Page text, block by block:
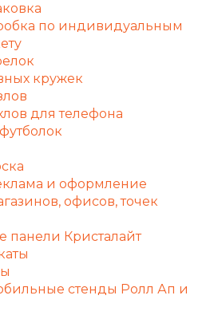
по индивидуальным
кружек
для телефона
и оформление
офисов, точек
панели Кристалайт
стенды Ролл Ап и